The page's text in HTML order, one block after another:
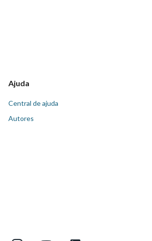
Ajuda
Central de ajuda
Autores